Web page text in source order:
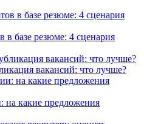
в базе резюме: 4 сценария
вакансий: что лучше?
на какие предложения